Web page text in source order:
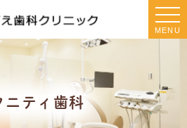
MENU
ニティ歯科